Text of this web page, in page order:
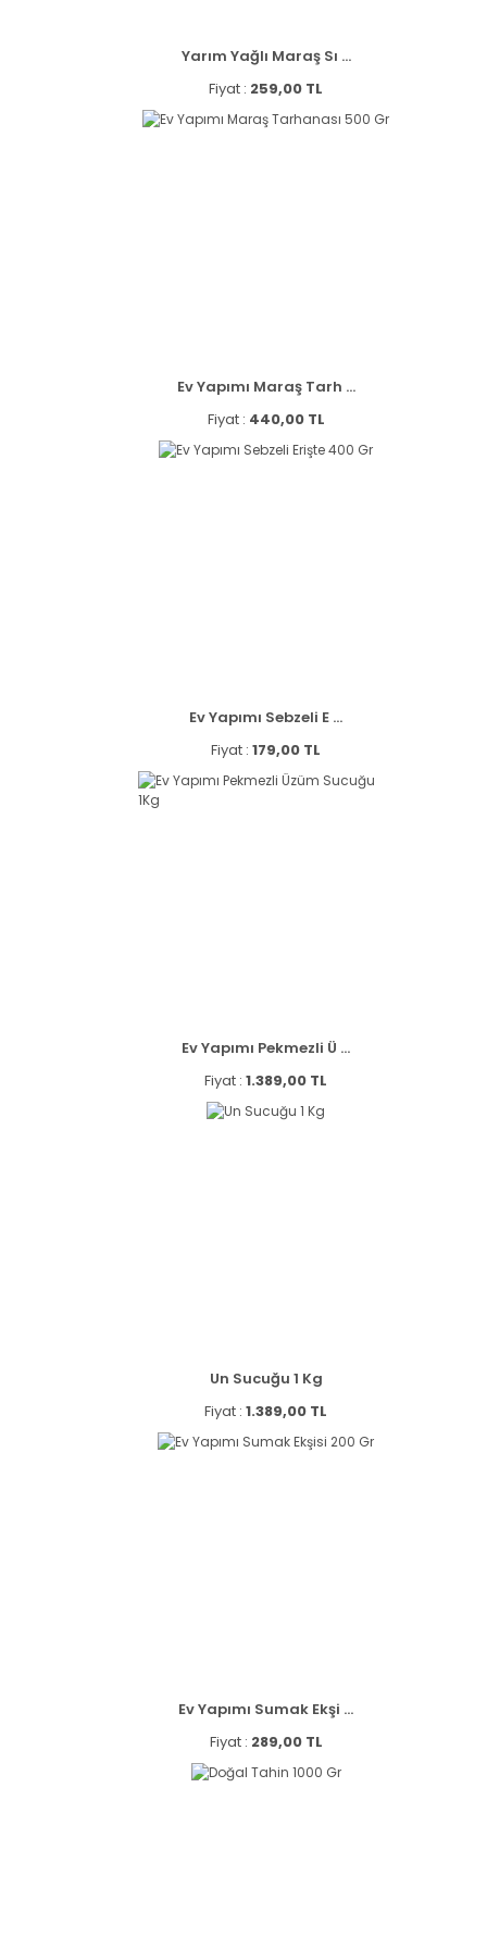
Yarım Yağlı Maraş Sı ...
Fiyat : 259,00 TL
Ev Yapımı Maraş Tarh ...
Fiyat : 440,00 TL
Ev Yapımı Sebzeli E ...
Fiyat : 179,00 TL
Ev Yapımı Pekmezli Ü ...
Fiyat : 1.389,00 TL
Un Sucuğu 1 Kg
Fiyat : 1.389,00 TL
Ev Yapımı Sumak Ekşi ...
Fiyat : 289,00 TL